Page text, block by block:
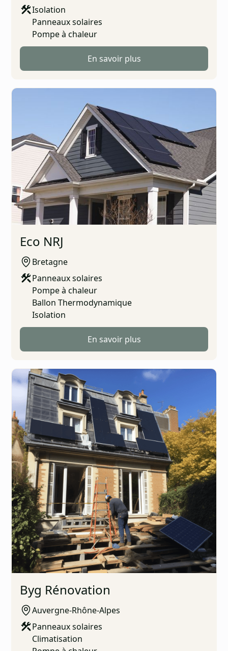
Isolation
Panneaux solaires
Pompe à chaleur
En savoir plus
Eco NRJ
Bretagne
Panneaux solaires
Pompe à chaleur
Ballon Thermodynamique
Isolation
En savoir plus
Byg Rénovation
Auvergne-Rhône-Alpes
Panneaux solaires
Climatisation